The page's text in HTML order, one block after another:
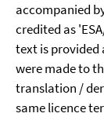
accompanied
credited as
text is provided
were made to
translation /
same licence